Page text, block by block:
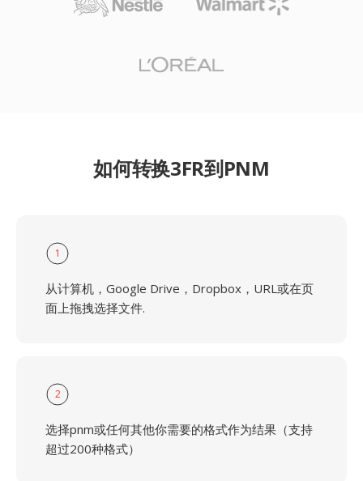
如何转换3FR到PNM
1
从计算机，Google Drive，Dropbox，URL或在页
面上拖拽选择文件.
2
选择pnm或任何其他你需要的格式作为结果（支持
超过200种格式）